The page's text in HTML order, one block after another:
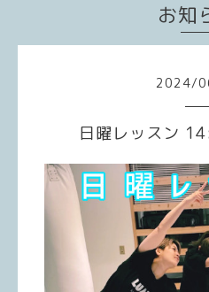
お知
2024/
日曜レッスン